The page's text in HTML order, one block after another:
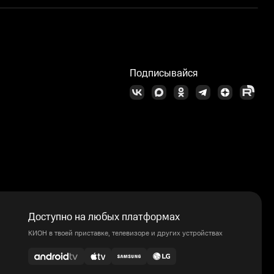
Подписывайся
Доступно на любых платформах
КИОН в твоей приставке, телевизоре и других устройствах